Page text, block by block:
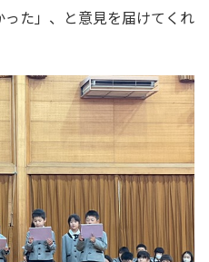
た」、と意見を届けてくれ